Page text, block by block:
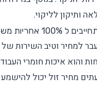
ותיקון לליקוי.
100% אחריות משלמים רק אחרי שמרוצים!
למחיר וטיב השירות
והוא איכות חומרי
מחיר זול יכול